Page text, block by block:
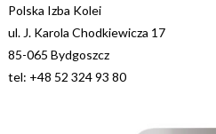
Polska Izba Kolei
ul. J. Karola Chodkiewicza 17
85-065 Bydgoszcz
tel: +48 52 324 93 80